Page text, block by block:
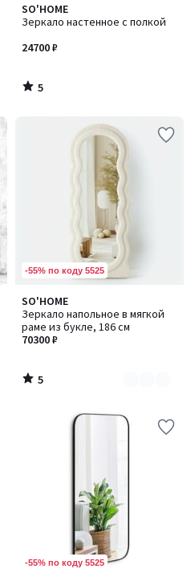
SO'HOME
Зеркало настенное с полкой
24700 ₽
5
/
5
/
-55% по коду 5525
SO'HOME
Зеркало напольное в мягкой
раме из букле, 186 см
70300 ₽
5
/
5
Количество
цветов:
2
5
/
-55% по коду 5525